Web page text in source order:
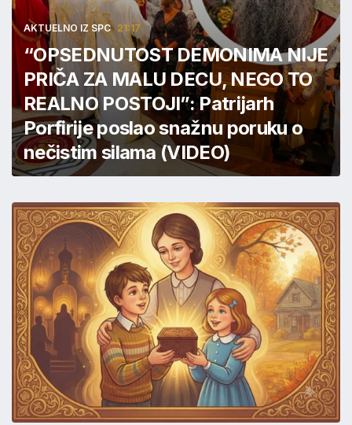
AKTUELNO IZ SPC 21:17
“OPSEDNUTOST DEMONIMA NIJE
PRIČA ZA MALU DECU, NEGO TO
REALNO POSTOJI”: Patrijarh
Porfirije poslao snažnu poruku o
nečistim silama (VIDEO)